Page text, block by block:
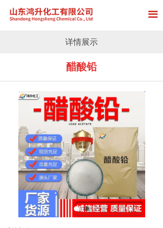
끀
首页
厂房展示
新闻中心
在线留言
联系我们
详情展示
醋酸铅